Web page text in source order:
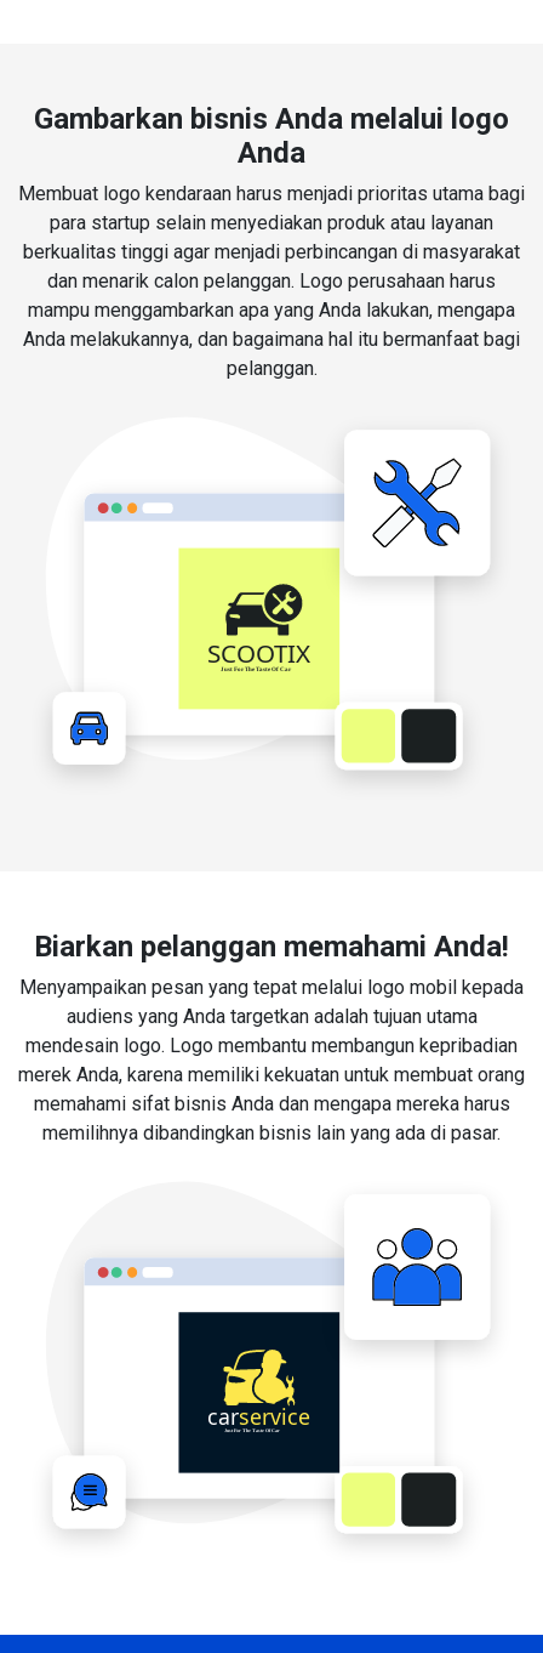
Gambarkan bisnis Anda melalui logo
Anda
Membuat logo kendaraan harus menjadi prioritas utama bagi
para startup selain menyediakan produk atau layanan
berkualitas tinggi agar menjadi perbincangan di masyarakat
dan menarik calon pelanggan. Logo perusahaan harus
mampu menggambarkan apa yang Anda lakukan, mengapa
Anda melakukannya, dan bagaimana hal itu bermanfaat bagi
pelanggan.
Biarkan pelanggan memahami Anda!
Menyampaikan pesan yang tepat melalui logo mobil kepada
audiens yang Anda targetkan adalah tujuan utama
mendesain logo. Logo membantu membangun kepribadian
merek Anda, karena memiliki kekuatan untuk membuat orang
memahami sifat bisnis Anda dan mengapa mereka harus
memilihnya dibandingkan bisnis lain yang ada di pasar.